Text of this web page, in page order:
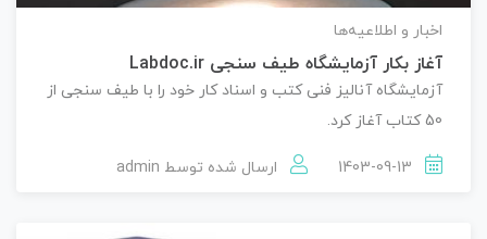
اخبار و اطلاعیه‌ها
آغاز بکار آزمایشگاه طیف سنجی Labdoc.ir
آزمایشگاه آنالیز فنی کتب و اسناد کار خود را با طیف سنجی از
50 کتاب آغاز کرد.
ارسال شده توسط admin